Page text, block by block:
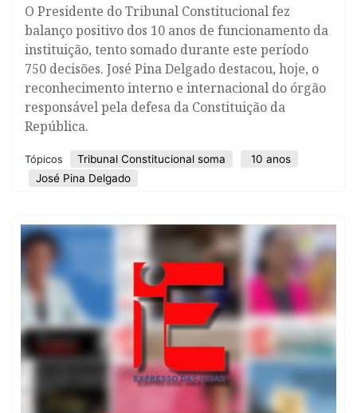
O Presidente do Tribunal Constitucional fez
balanço positivo dos 10 anos de funcionamento da
instituição, tento somado durante este período
750 decisões. José Pina Delgado destacou, hoje, o
reconhecimento interno e internacional do órgão
responsável pela defesa da Constituição da
República.
Tópicos Tribunal Constitucional soma
10 anos
José Pina Delgado